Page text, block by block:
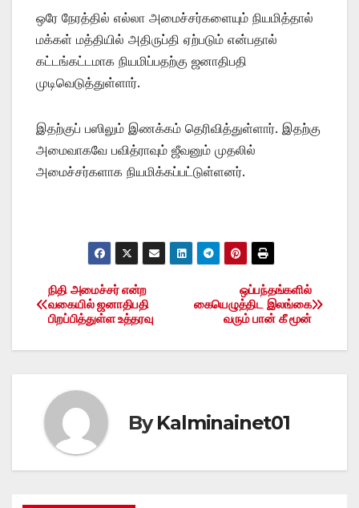
ஒரே நேரத்தில் எல்லா அமைச்சர்களையும் நியமித்தால்
மக்கள் மத்தியில் அதிருப்தி ஏற்படும் என்பதால்
கட்டங்கட்டமாக நியமிப்பதற்கு ஜனாதிபதி
முடிவெடுத்துள்ளார்.
இதற்குப் பஸிலும் இணக்கம் தெரிவித்துள்ளார். இதற்கு
அமைவாகவே பவித்ராவும் ஜீவனும் முதலில்
அமைச்சர்களாக நியமிக்கப்பட்டுள்ளனர்.
Post
navigation
ஒப்பந்தங்களில்
கையெழுத்திட இலங்கை
வரும் பான் கீ மூன்
நிதி அமைச்சர் என்ற
வகையில் ஜனாதிபதி
பிறப்பித்துள்ள உத்தரவு
ByKalminainet01